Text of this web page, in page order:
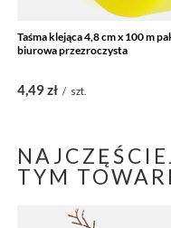
Taśma klejąca 4,8 cm x 100 m
biurowa przezroczysta
4,49 zł / szt.
TYM